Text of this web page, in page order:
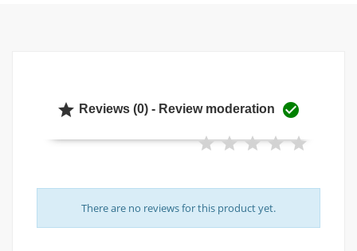
 Reviews (0) - Review moderation 
There are no reviews for this product yet.